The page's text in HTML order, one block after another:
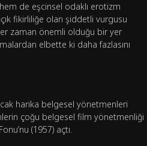
de eşcinsel odaklı erotizm
fikirliliğe olan şiddetli vurgusu
zaman önemli olduğu bir yer
elbette ki daha fazlasını
harika belgesel yönetmenleri
çoğu belgesel film yönetmenliği
Fonu’nu (1957) açtı.